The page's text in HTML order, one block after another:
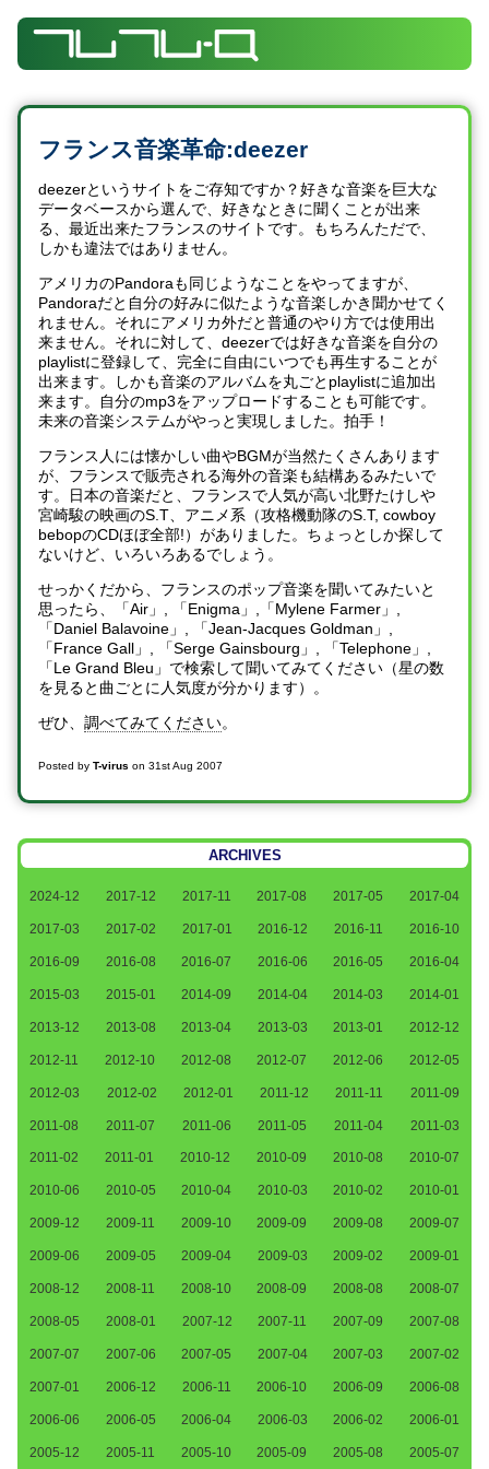
フランス音楽革命:deezer
deezerというサイトをご存知ですか？好きな音楽を巨大な
データベースから選んで、好きなときに聞くことが出来
る、最近出来たフランスのサイトです。もちろんただで、
しかも違法ではありません。
アメリカのPandoraも同じようなことをやってますが、
Pandoraだと自分の好みに似たような音楽しかき聞かせてく
れません。それにアメリカ外だと普通のやり方では使用出
来ません。それに対して、deezerでは好きな音楽を自分の
playlistに登録して、完全に自由にいつでも再生することが
出来ます。しかも音楽のアルバムを丸ごとplaylistに追加出
来ます。自分のmp3をアップロードすることも可能です。
未来の音楽システムがやっと実現しました。拍手！
フランス人には懐かしい曲やBGMが当然たくさんあります
が、フランスで販売される海外の音楽も結構あるみたいで
す。日本の音楽だと、フランスで人気が高い北野たけしや
宮崎駿の映画のS.T、アニメ系（攻格機動隊のS.T, cowboy
bebopのCDほぼ全部!）がありました。ちょっとしか探して
ないけど、いろいろあるでしょう。
せっかくだから、フランスのポップ音楽を聞いてみたいと
思ったら、「Air」, 「Enigma」,「Mylene Farmer」,
「Daniel Balavoine」, 「Jean-Jacques Goldman」,
「France Gall」, 「Serge Gainsbourg」, 「Telephone」,
「Le Grand Bleu」で検索して聞いてみてください（星の数
を見ると曲ごとに人気度が分かります）。
ぜひ、調べてみてください。
Posted byT-virus on31st Aug 2007
ARCHIVES
2024-12 2017-12 2017-11 2017-08 2017-05 2017-04
2017-03 2017-02 2017-01 2016-12 2016-11 2016-10
2016-09 2016-08 2016-07 2016-06 2016-05 2016-04
2015-03 2015-01 2014-09 2014-04 2014-03 2014-01
2013-12 2013-08 2013-04 2013-03 2013-01 2012-12
2012-11 2012-10 2012-08 2012-07 2012-06 2012-05
2012-03 2012-02 2012-01 2011-12 2011-11 2011-09
2011-08 2011-07 2011-06 2011-05 2011-04 2011-03
2011-02 2011-01 2010-12 2010-09 2010-08 2010-07
2010-06 2010-05 2010-04 2010-03 2010-02 2010-01
2009-12 2009-11 2009-10 2009-09 2009-08 2009-07
2009-06 2009-05 2009-04 2009-03 2009-02 2009-01
2008-12 2008-11 2008-10 2008-09 2008-08 2008-07
2008-05 2008-01 2007-12 2007-11 2007-09 2007-08
2007-07 2007-06 2007-05 2007-04 2007-03 2007-02
2007-01 2006-12 2006-11 2006-10 2006-09 2006-08
2006-06 2006-05 2006-04 2006-03 2006-02 2006-01
2005-12 2005-11 2005-10 2005-09 2005-08 2005-07